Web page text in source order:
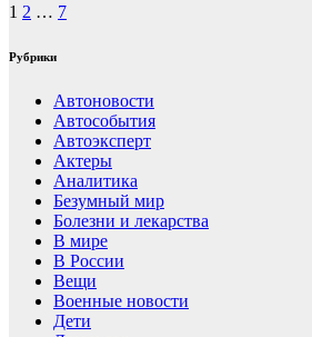
1 2 … 7
Рубрики
Автоновости
Автособытия
Автоэксперт
Актеры
Аналитика
Безумный мир
Болезни и лекарства
В мире
В России
Вещи
Военные новости
Дети